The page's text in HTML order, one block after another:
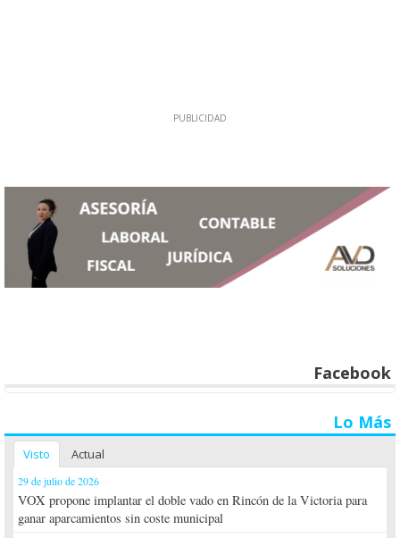
Facebook
Lo Más
Visto Actual
29 de julio de 2026
VOX propone implantar el doble vado en Rincón de la Victoria para
ganar aparcamientos sin coste municipal